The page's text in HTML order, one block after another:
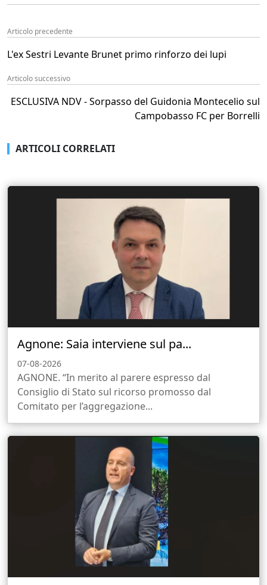
Articolo precedente
L'ex Sestri Levante Brunet primo rinforzo dei lupi
Articolo successivo
ESCLUSIVA NDV - Sorpasso del Guidonia Montecelio sul
Campobasso FC per Borrelli
ARTICOLI CORRELATI
Agnone: Saia interviene sul pa...
07-08-2026
AGNONE. “In merito al parere espresso dal
Consiglio di Stato sul ricorso promosso dal
Comitato per l’aggregazione...